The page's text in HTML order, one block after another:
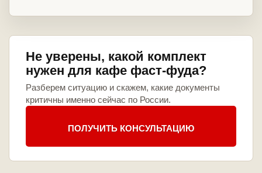
Не уверены, какой комплект
нужен для кафе фаст-фуда?
Разберем ситуацию и скажем, какие документы
критичны именно сейчас по России.
ПОЛУЧИТЬ КОНСУЛЬТАЦИЮ